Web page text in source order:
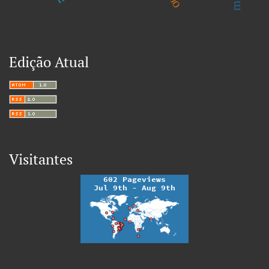
Edição Atual
Visitantes